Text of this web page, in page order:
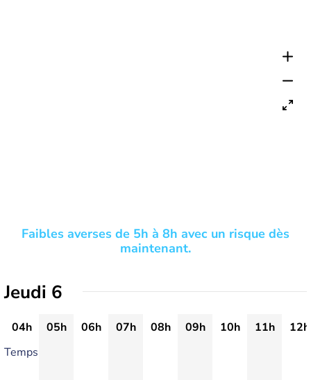
Faibles averses de 5h à 8h avec un risque dès
maintenant.
Jeudi 6
04h 05h 06h 07h 08h 09h 10h 11h
12h
Temps